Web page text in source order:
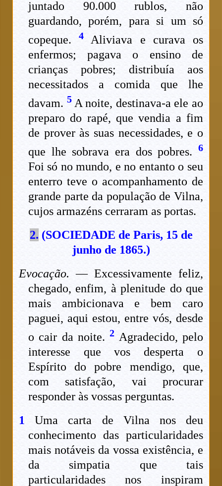
juntado 90.000 rublos, não
guardando, porém, para si um só
copeque.4 Aliviava e curava os
enfermos; pagava o ensino de
crianças pobres; distribuía aos
necessitados a comida que lhe
davam. 5A noite, destinava-a ele ao
preparo do rapé, que vendia a fim
de prover às suas necessidades, e o
que lhe sobrava era dos pobres. 6
Foi só no mundo, e no entanto o seu
enterro teve o acompanhamento de
grande parte da população de Vilna,
cujos armazéns cerraram as portas.
2. (SOCIEDADE de Paris, 15 de
junho de 1865.)
Evocação. — Excessivamente feliz,
chegado, enfim, à plenitude do que
mais ambicionava e bem caro
paguei, aqui estou, entre vós, desde
o cair da noite.2 Agradecido, pelo
interesse que vos desperta o
Espírito do pobre mendigo, que,
com satisfação, vai procurar
responder às vossas perguntas.
1 Uma carta de Vilna nos deu
conhecimento das particularidades
mais notáveis da vossa existência, e
da simpatia que tais
particularidades nos inspiram